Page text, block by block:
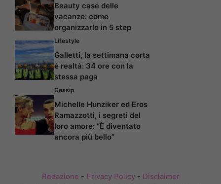
Beauty case delle
vacanze: come
organizzarlo in 5 step
Lifestyle
Galletti, la settimana corta
è realtà: 34 ore con la
stessa paga
Gossip
Michelle Hunziker ed Eros
Ramazzotti, i segreti del
loro amore: “È diventato
ancora più bello”
Redazione - Privacy Policy- Disclaimer